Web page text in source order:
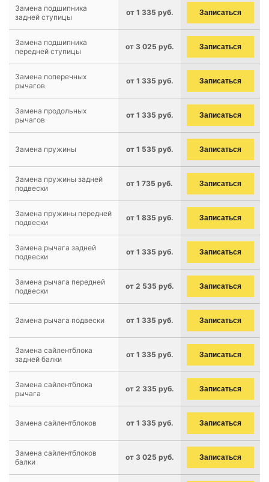
Замена подшипника
задней ступицы
от 1 335 руб. Записаться
Замена подшипника
передней ступицы
от 3 025 руб. Записаться
Замена поперечных
рычагов
от 1 335 руб. Записаться
Замена продольных
рычагов
от 1 335 руб. Записаться
Замена пружины от 1 535 руб. Записаться
Замена пружины задней
подвески
от 1 735 руб. Записаться
Замена пружины передней
подвески
от 1 835 руб. Записаться
Замена рычага задней
подвески
от 1 335 руб. Записаться
Замена рычага передней
подвески
от 2 535 руб. Записаться
Замена рычага подвески от 1 335 руб. Записаться
Замена сайлентблока
задней балки
от 1 335 руб. Записаться
Замена сайлентблока
рычага
от 2 335 руб. Записаться
Замена сайлентблоков от 1 335 руб. Записаться
Замена сайлентблоков
балки
от 3 025 руб. Записаться